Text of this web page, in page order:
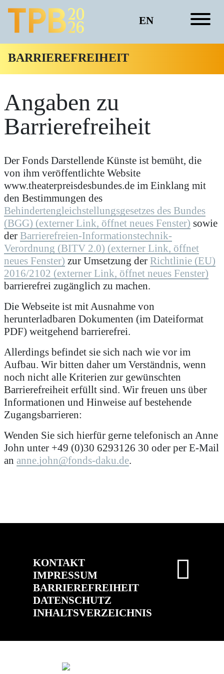
EN
BARRIEREFREIHEIT
Angaben zu
Barrierefreiheit
Der Fonds Darstellende Künste ist bemüht, die
von ihm veröffentlichte Website
www.theaterpreisdesbundes.de im Einklang mit
den Bestimmungen des
Behindertengleichstellungsgesetzes des Bundes
(BGG) (externer Link, öffnet neues Fenster) sowie
der Barrierefreien-Informationstechnik-
Verordnung (BITV 2.0) (externer Link, öffnet
neues Fenster) zur Umsetzung der Richtlinie (EU)
2016/2102 (externer Link, öffnet neues Fenster)
barrierefrei zugänglich zu machen.
Die Webseite ist mit Ausnahme von
herunterladbaren Dokumenten (im Dateiformat
PDF) weitgehend barrierefrei.
Allerdings befindet sie sich nach wie vor im
Aufbau. Wir bitten daher um Verständnis, wenn
noch nicht alle Kriterien zur gewünschten
Barrierefreiheit erfüllt sind. Wir freuen uns über
Informationen und Hinweise auf bestehende
Zugangsbarrieren:
Wenden Sie sich hierfür gerne telefonisch an Anne
John unter +49 (0)30 6293126 30 oder per E-Mail
an anne.john@fonds-daku.de.
KONTAKT
IMPRESSUM
BARRIEREFREIHEIT
DATENSCHUTZ
INHALTSVERZEICHNIS